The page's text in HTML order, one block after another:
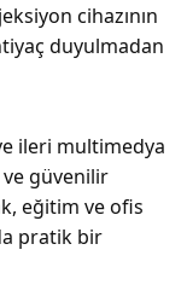
cihazının
duyulmadan
ileri multimedya
güvenilir
eğitim ve ofis
pratik bir